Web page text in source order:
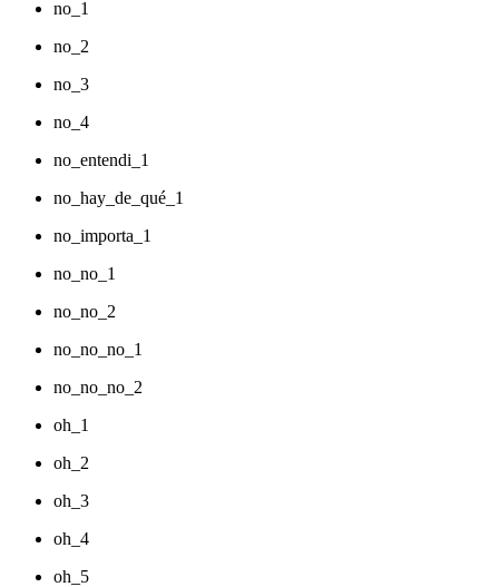
no_1
no_2
no_3
no_4
no_entendi_1
no_hay_de_qué_1
no_importa_1
no_no_1
no_no_2
no_no_no_1
no_no_no_2
oh_1
oh_2
oh_3
oh_4
oh_5